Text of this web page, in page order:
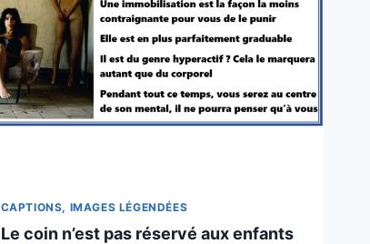
CAPTIONS, IMAGES LÉGENDÉES
Le coin n’est pas réservé aux enfants